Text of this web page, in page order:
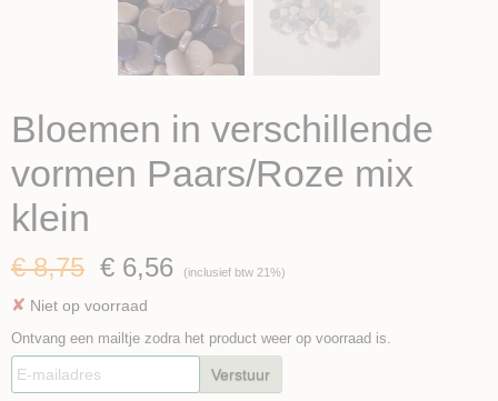
Bloemen in verschillende
vormen Paars/Roze mix
klein
€ 8,75 € 6,56 (inclusief btw 21%)
✘ Niet op voorraad
Ontvang een mailtje zodra het product weer op voorraad is.
Verstuur